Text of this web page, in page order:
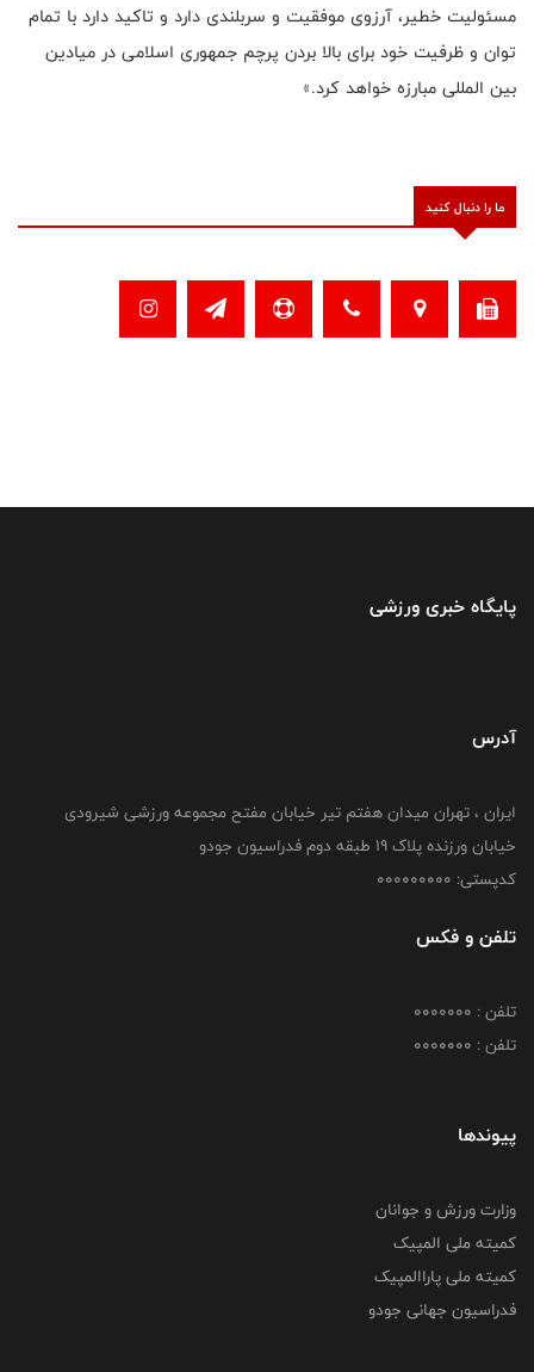
مسئولیت خطیر، آرزوی موفقیت و سربلندی دارد و تاکید دارد با تمام
توان و ظرفیت خود برای بالا بردن پرچم جمهوری اسلامی در میادین
بین المللی مبارزه خواهد کرد.»
ما را دنبال کنید
پایگاه خبری ورزشی
آدرس
ایران ، تهران میدان هفتم تیر خیابان مفتح مجموعه ورزشی شیرودی
خیابان ورزنده پلاک ۱۹ طبقه دوم فدراسیون جودو
کدپستی: 000000000
تلفن و فکس
تلفن : 0000000
تلفن : 0000000
پیوندها
وزارت ورزش و جوانان
کمیته ملی المپیک
کمیته ملی پاراالمپیک
فدراسیون جهانی جودو